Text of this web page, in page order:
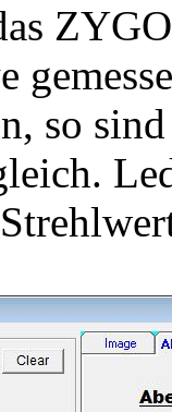
so